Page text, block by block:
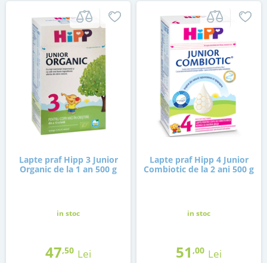
Lapte praf Hipp 3 Junior
Organic de la 1 an 500 g
in stoc
47,50 Lei
Lapte praf Hipp 4 Junior
Combiotic de la 2 ani 500 g
in stoc
51 ,00 Lei